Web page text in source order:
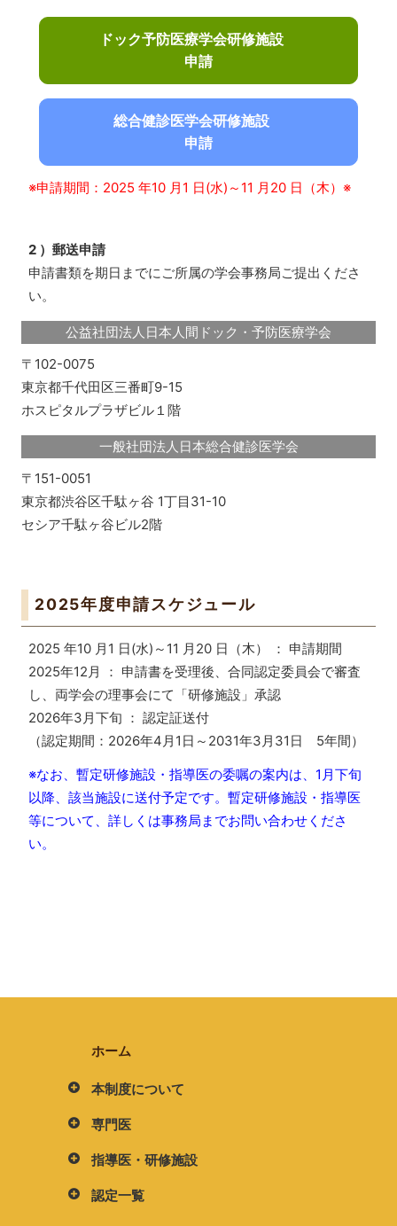
ドック予防医療学会研修施設
申請
総合健診医学会研修施設
申請
※申請期間：2025 年10 月1 日(水)～11 月20 日（木）※
2 ）郵送申請
申請書類を期日までにご所属の学会事務局ご提出くださ
い。
公益社団法人日本人間ドック・予防医療学会
〒102-0075
東京都千代田区三番町9-15
ホスピタルプラザビル１階
一般社団法人日本総合健診医学会
〒151-0051
東京都渋谷区千駄ヶ谷 1丁目31-10
セシア千駄ヶ谷ビル2階
2025年度申請スケジュール
2025 年10 月1 日(水)～11 月20 日（木） ： 申請期間
2025年12月 ： 申請書を受理後、合同認定委員会で審査
し、両学会の理事会にて「研修施設」承認
2026年3月下旬 ： 認定証送付
（認定期間：2026年4月1日～2031年3月31日 5年間）
※なお、暫定研修施設・指導医の委嘱の案内は、1月下旬
以降、該当施設に送付予定です。暫定研修施設・指導医
等について、詳しくは事務局までお問い合わせくださ
い。
ホーム
本制度について
専門医
指導医・研修施設
認定一覧